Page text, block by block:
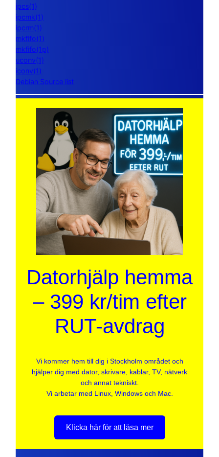
ipcs(1)
ipcmk(1)
ipcrm(1)
mkfifo(1)
mkfifo(1p)
uconv(1)
iconv(1)
Debian Source list
Datorhjälp hemma
– 399 kr/tim efter
RUT-avdrag
Vi kommer hem till dig i Stockholm området och
hjälper dig med dator, skrivare, kablar, TV, nätverk
och annat tekniskt.
Vi arbetar med Linux, Windows och Mac.
Klicka här för att läsa mer